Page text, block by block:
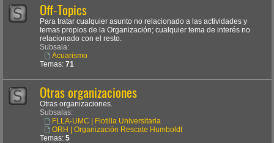
Off-Topics
Para tratar cualquier asunto no relacionado a las actividades y
temas propios de la Organización; cualquier tema de interés no
relacionado con el resto.
Subsala:
Acuarismo
Temas: 71
Otras organizaciones
Otras organizaciones.
Subsalas:
FLLA-UMC | Flotilla Universitaria
ORH | Organización Rescate Humboldt
Temas: 5